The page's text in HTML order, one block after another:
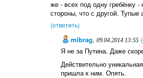
же - всех под одну гребёнку
стороны, что с другой.
(ответить)
mibrag, 09.04.2014 13:55
Я не за Путина. Даже
Действительно
пришла к ним. Опять.